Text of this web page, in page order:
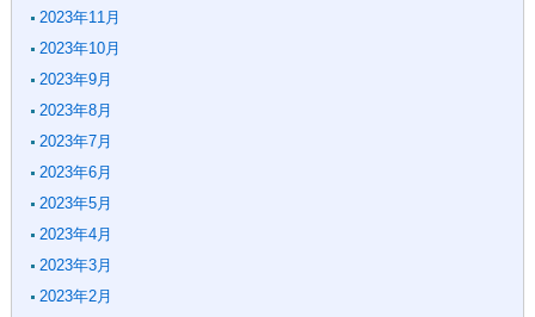
2023年11月
2023年10月
2023年9月
2023年8月
2023年7月
2023年6月
2023年5月
2023年4月
2023年3月
2023年2月